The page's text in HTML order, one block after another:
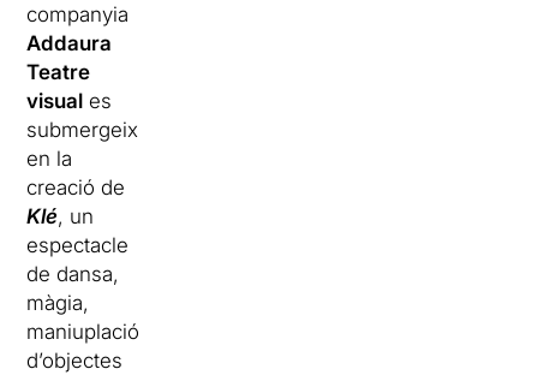
companyia
Addaura
Teatre
visual es
submergeix
en la
creació de
Klé, un
espectacle
de dansa,
màgia,
maniuplació
d’objectes